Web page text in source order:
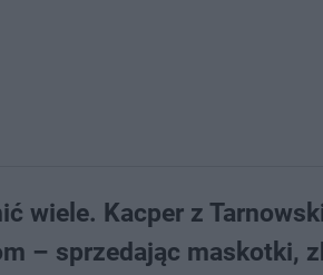
wiele. Kacper z
– sprzedając maskotki,